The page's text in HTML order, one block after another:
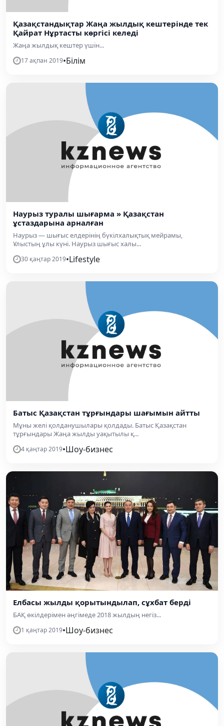
Қазақстандықтар Жаңа жылдық кештерінде тек
Қайрат Нұртасты көргісі келеді
Жаңа жылдық кештер үшін...
17 ақпан 2019•Білім
Наурыз туралы шығарма » Қазақстан
ұстаздарына арналған
Наурыз — шығыс елдерінің бүкілхалықтық мейрамы,
Ұлыстың ұлы күні. Наурыз шығыс халы...
30 қаңтар 2019•Lifestyle
Батыс Қазақстан тұрғындары шағымын айтты
Мұны желі қолданушылары қолдады. Батыс Қазақстан
тұрғындары Жаңа жылды уақытылы қ...
4 қаңтар 2019•Шоу-бизнес
Елбасы жылды қорытындылап, сұхбат берді
БАҚ өкілдерімен әңгімеде 2018 жылдың негіз...
1 қаңтар 2019•Шоу-бизнес